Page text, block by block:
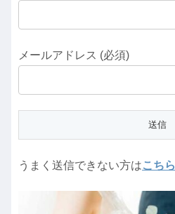
メールアドレス (必須)
うまく送信できない方はこちら